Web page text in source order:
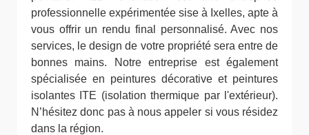
professionnelle expérimentée sise à Ixelles, apte à
vous offrir un rendu final personnalisé. Avec nos
services, le design de votre propriété sera entre de
bonnes mains. Notre entreprise est également
spécialisée en peintures décorative et peintures
isolantes ITE (isolation thermique par l'extérieur).
N’hésitez donc pas à nous appeler si vous résidez
dans la région.